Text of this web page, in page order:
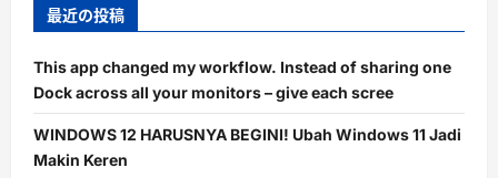
最近の投稿
This app changed my workflow. Instead of sharing one
Dock across all your monitors – give each scree
WINDOWS 12 HARUSNYA BEGINI! Ubah Windows 11 Jadi
Makin Keren